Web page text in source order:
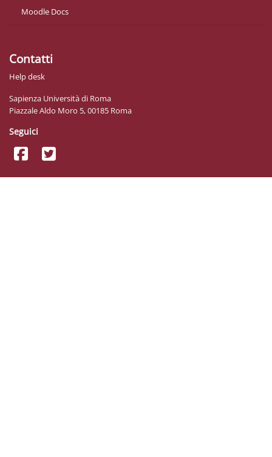
Moodle Docs
Contatti
Help desk
Sapienza Università di Roma
Piazzale Aldo Moro 5, 00185 Roma
Seguici